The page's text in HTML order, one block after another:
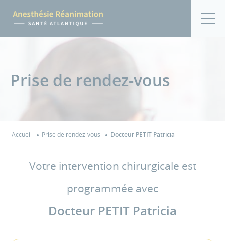
Prise de rendez-vous
Accueil Prise de rendez-vous Docteur PETIT Patricia
Votre intervention chirurgicale est
programmée avec
Docteur PETIT Patricia